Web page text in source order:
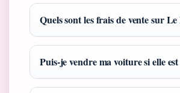
Quels sont les frais de vente sur
Puis-je vendre ma voiture si elle